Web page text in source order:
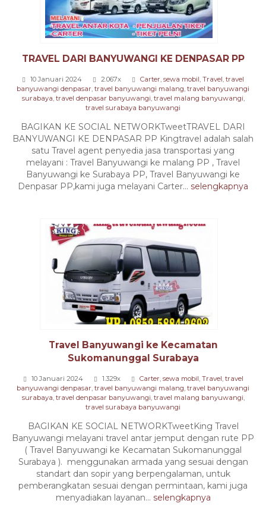
TRAVEL DARI BANYUWANGI KE DENPASAR PP
10 Januari 2024 2.067x Carter sewa mobil Travel travel
banyuwangi denpasar travel banyuwangi malang travel banyuwangi
surabaya travel denpasar banyuwangi travel malang banyuwangi
travel surabaya banyuwangi
BAGIKAN KE SOCIAL NETWORKTweetTRAVEL DARI
BANYUWANGI KE DENPASAR PP Kingtravel adalah salah
satu Travel agent penyedia jasa transportasi yang
melayani : Travel Banyuwangi ke malang PP , Travel
Banyuwangi ke Surabaya PP, Travel Banyuwangi ke
Denpasar PP,kami juga melayani Carter... selengkapnya
Travel Banyuwangi ke Kecamatan
Sukomanunggal Surabaya
10 Januari 2024 1.329x Carter, sewa mobil, Travel, travel
banyuwangi denpasar, travel banyuwangi malang, travel banyuwangi
surabaya, travel denpasar banyuwangi, travel malang banyuwangi,
travel surabaya banyuwangi
BAGIKAN KE SOCIAL NETWORKTweetKing Travel
Banyuwangi melayani travel antar jemput dengan rute PP
( Travel Banyuwangi ke Kecamatan Sukomanunggal
Surabaya ). menggunakan armada yang sesuai dengan
standart dan sopir yang berpengalaman, untuk
pemberangkatan sesuai dengan permintaan, kami juga
menyadiakan layanan... selengkapnya